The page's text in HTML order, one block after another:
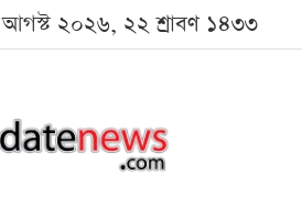
আগস্ট ২০২৬, ২২ শ্রাবণ ১৪৩৩